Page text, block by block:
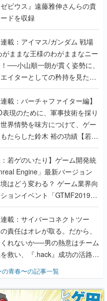
ビウス』遠藤雅伸さんらの貴
ドを収録
載：アイマス/ガンダム 戦場
ままな王様のわがままなニー
──小山順一朗が貫く姿勢に、
イターとしての矜持を見た
り最終回】
連載：バーチャファイター編】
表現のために、軍事技術を採り
界情勢を味方につけて、ゲー
たらした鈴木 裕の功績【若ゲ
：若ゲのいたり】ゲーム開発統
Engine」最新バージョン
はどう変わる？ ゲーム業界向
ョンイベント「GTMF2019」
り理解を深めよう【PR】
連載：サイバーコネクトツー
責任はオレが取る。だから、
れないか──男の熱意はチーム
救い、『.hack』成功の活路を
の快男児・松山 洋に流れる血は
プ』色だった【若ゲのいた
青春〜の記事一覧